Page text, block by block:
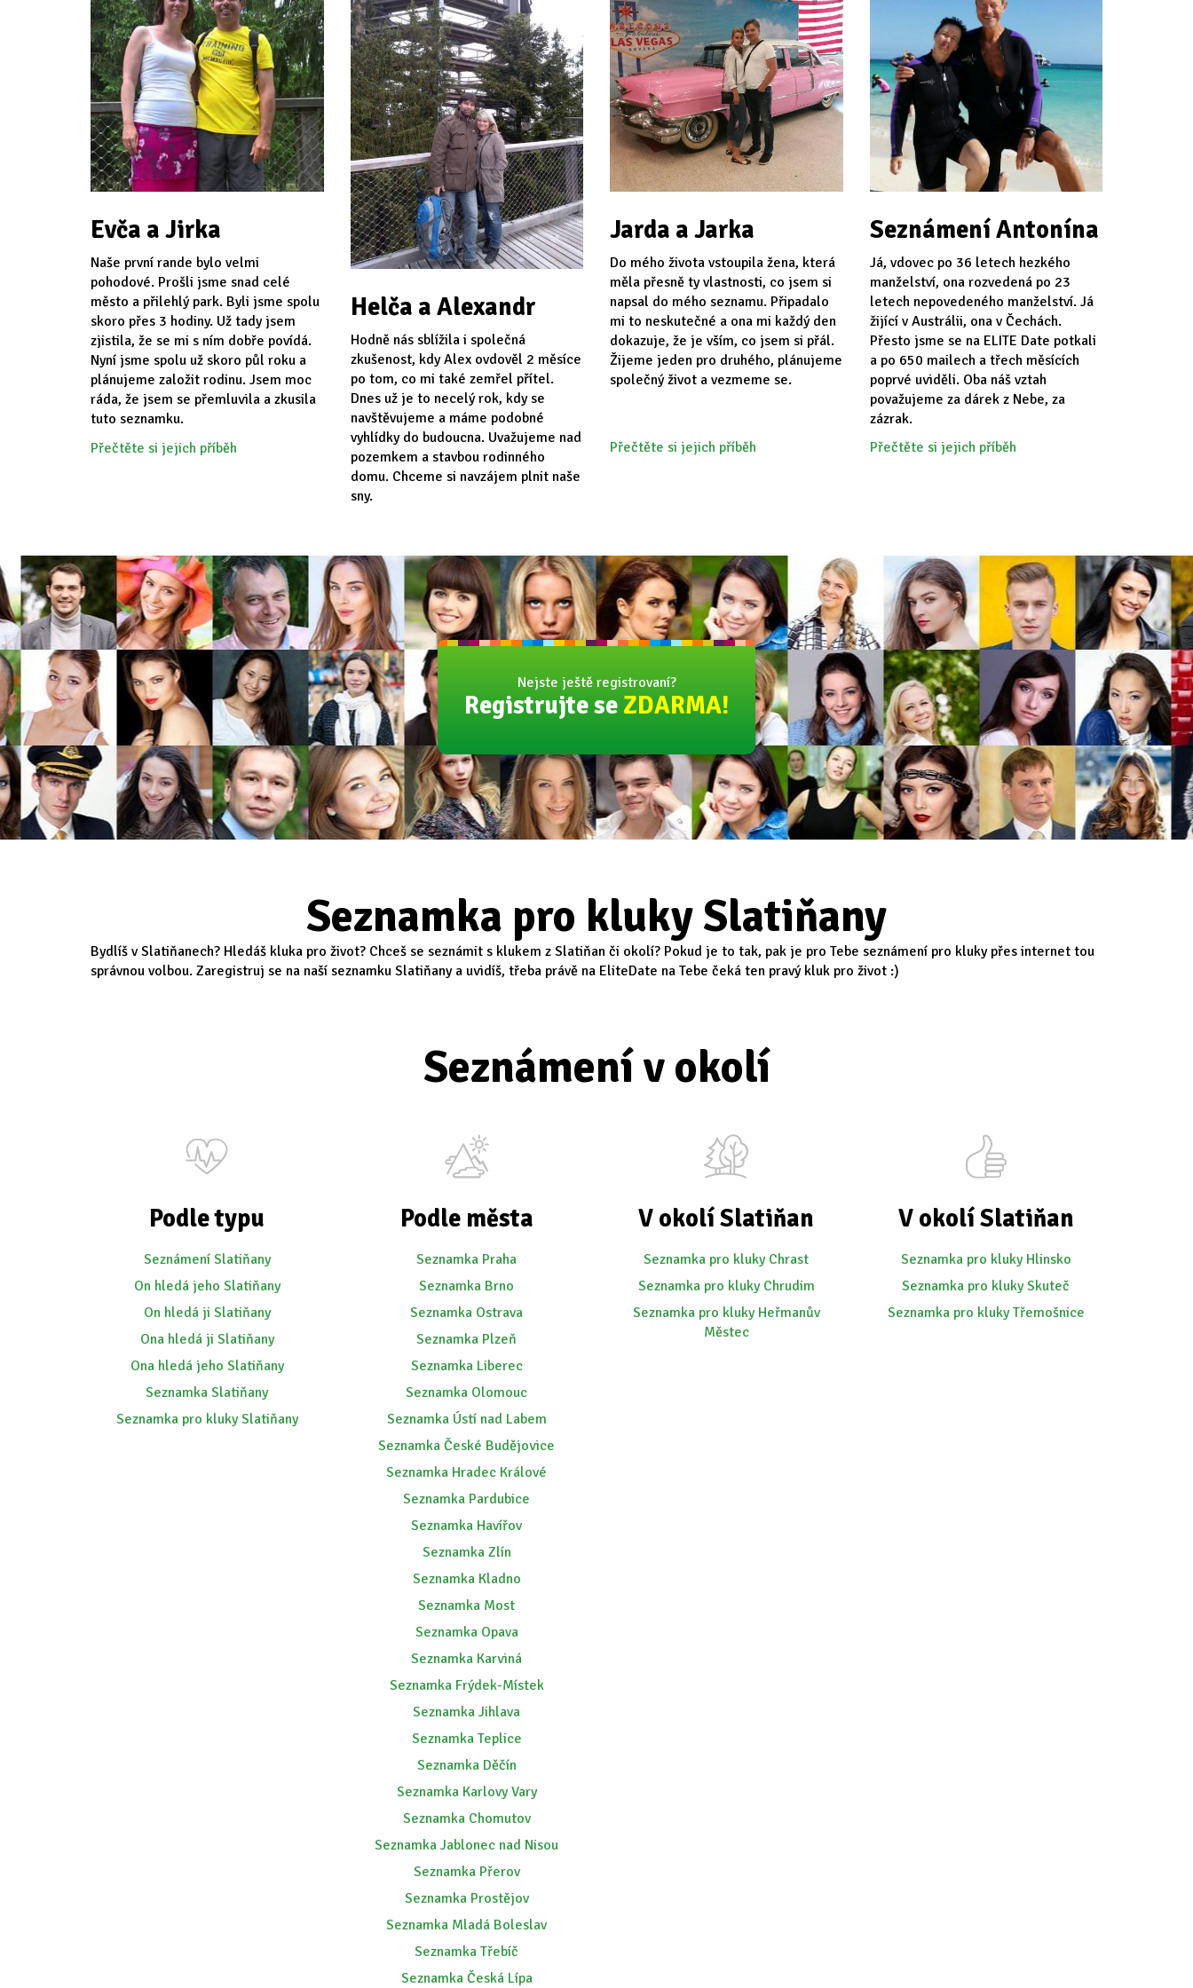
Evča a Jirka
Naše první rande bylo velmi
pohodové. Prošli jsme snad celé
město a přilehlý park. Byli jsme spolu
skoro přes 3 hodiny. Už tady jsem
zjistila, že se mi s ním dobře povídá.
Nyní jsme spolu už skoro půl roku a
plánujeme založit rodinu. Jsem moc
ráda, že jsem se přemluvila a zkusila
tuto seznamku.
Přečtěte si jejich příběh
Helča a Alexandr
Hodně nás sblížila i společná
zkušenost, kdy Alex ovdověl 2 měsíce
po tom, co mi také zemřel přítel.
Dnes už je to necelý rok, kdy se
navštěvujeme a máme podobné
vyhlídky do budoucna. Uvažujeme nad
pozemkem a stavbou rodinného
domu. Chceme si navzájem plnit naše
sny.
Jarda a Jarka
Do mého života vstoupila žena, která
měla přesně ty vlastnosti, co jsem si
napsal do mého seznamu. Připadalo
mi to neskutečné a ona mi každý den
dokazuje, že je vším, co jsem si přál.
Žijeme jeden pro druhého, plánujeme
společný život a vezmeme se.
Přečtěte si jejich příběh
Seznámení Antonína
Já, vdovec po 36 letech hezkého
manželství, ona rozvedená po 23
letech nepovedeného manželství. Já
žijící v Austrálii, ona v Čechách.
Přesto jsme se na ELITE Date potkali
a po 650 mailech a třech měsících
poprvé uviděli. Oba náš vztah
považujeme za dárek z Nebe, za
zázrak.
Přečtěte si jejich příběh
Nejste ještě registrovaní?
Registrujte se ZDARMA!
Seznamka pro kluky Slatiňany
Bydlíš v Slatiňanech? Hledáš kluka pro život? Chceš se seznámit s klukem z Slatiňan či okolí? Pokud je to tak, pak je pro Tebe seznámení pro kluky přes internet tou
správnou volbou. Zaregistruj se na naší seznamku Slatiňany a uvidíš, třeba právě na EliteDate na Tebe čeká ten pravý kluk pro život :)
Seznámení v okolí
Podle typu
Seznámení Slatiňany
On hledá jeho Slatiňany
On hledá ji Slatiňany
Ona hledá ji Slatiňany
Ona hledá jeho Slatiňany
Seznamka Slatiňany
Seznamka pro kluky Slatiňany
Podle města
Seznamka Praha
Seznamka Brno
Seznamka Ostrava
Seznamka Plzeň
Seznamka Liberec
Seznamka Olomouc
Seznamka Ústí nad Labem
Seznamka České Budějovice
Seznamka Hradec Králové
Seznamka Pardubice
Seznamka Havířov
Seznamka Zlín
Seznamka Kladno
Seznamka Most
Seznamka Opava
Seznamka Karviná
Seznamka Frýdek-Místek
Seznamka Jihlava
Seznamka Teplice
Seznamka Děčín
Seznamka Karlovy Vary
Seznamka Chomutov
Seznamka Jablonec nad Nisou
Seznamka Přerov
Seznamka Prostějov
Seznamka Mladá Boleslav
Seznamka Třebíč
Seznamka Česká Lípa
V okolí Slatiňan
Seznamka pro kluky Chrast
Seznamka pro kluky Chrudim
Seznamka pro kluky Heřmanův
Městec
V okolí Slatiňan
Seznamka pro kluky Hlinsko
Seznamka pro kluky Skuteč
Seznamka pro kluky Třemošnice